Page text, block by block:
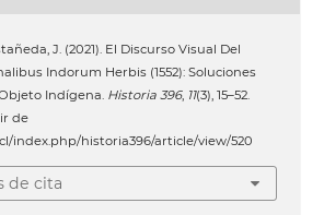
J. (2021). El Discurso Visual Del
Indorum Herbis (1552): Soluciones
Indígena. Historia 396, 11(3), 15–52.
de
index.php/historia396/article/view/520
de cita